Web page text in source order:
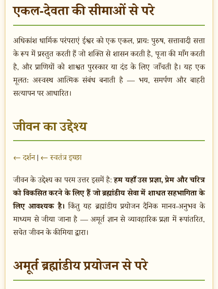
एकल-देवता की सीमाओं से परे
अधिकांश धार्मिक परंपराएं ईश्वर को एक एकल, प्रायः पुरुष, सत्तावादी सत्ता
के रूप में प्रस्तुत करती हैं जो शक्ति से शासन करती है, पूजा की माँग करती
है, और प्राणियों को शाश्वत पुरस्कार या दंड के लिए जाँचती है। यह एक
मूलतः अस्वस्थ आत्मिक संबंध बनाती है — भय, समर्पण और बाहरी
सत्यापन पर आधारित।
जीवन का उद्देश्य
← दर्शन| ← स्वतंत्र इच्छा
जीवन के उद्देश्य का परम उत्तर इसमें है:हम यहाँ उस प्रज्ञा, प्रेम और चरित्र
को विकसित करने के लिए हैं जो ब्रह्मांडीय सेवा में शाश्वत सहभागिता के
लिए आवश्यक है। किंतु यह ब्रह्मांडीय प्रयोजन दैनिक मानव-अनुभव के
माध्यम से जीया जाना है — अमूर्त ज्ञान से व्यावहारिक प्रज्ञा में रूपांतरित,
सचेत जीवन के कीमिया द्वारा।
अमूर्त ब्रह्मांडीय प्रयोजन से परे